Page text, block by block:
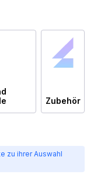
Zubehör
zu ihrer Auswahl